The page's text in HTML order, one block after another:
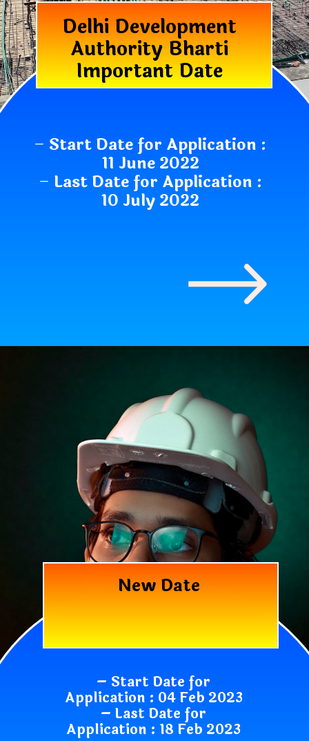
Delhi Development
Authority Bharti
Important Date
– Start Date for Application :
11 June 2022
– Last Date for Application :
10 July 2022
New Date
– Start Date for
Application : 04 Feb 2023
– Last Date for
Application : 18 Feb 2023